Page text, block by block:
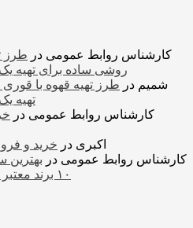
کارشناس روابط عمومی در طرز
روشی ساده برای تهیه
شمیم در طرز تهیه قهوه با
تهیه
کارشناس روابط عمومی در
اکبری در خرید و
کارشناس روابط عمومی در بهترین
۱۰ برند معتبر آجیل و خشکبار در ایران